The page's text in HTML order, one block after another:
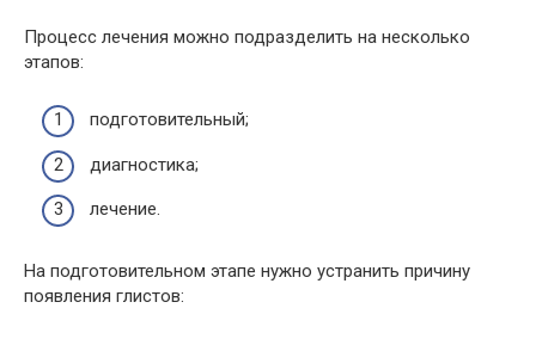
Процесс лечения можно подразделить на несколько
этапов:
подготовительный;
диагностика;
лечение.
На подготовительном этапе нужно устранить причину
появления глистов: